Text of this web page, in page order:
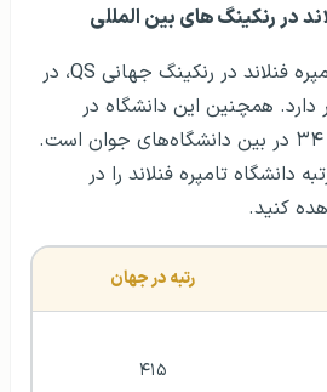
در رنکينگ های بين المللی
رشته پزشکی دانشگاه تامپره فنلاند در رنکینگ جهانی QS، در
جهان قرار دارد. همچنین این دانشگاه در
دارای رتبه ۳۴ در بین دانشگاه‌های جوان است.
دانشگاه تامپره فنلاند را در
کنید.
رتبه در جهان
۴۱۵